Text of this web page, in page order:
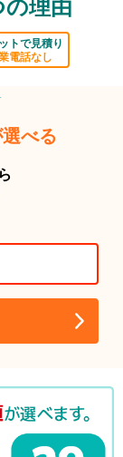
理由
トで見積り
電話なし
べる